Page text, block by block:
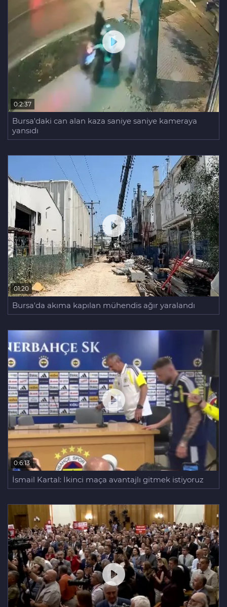
0:2:37
Bursa'daki can alan kaza saniye saniye kameraya
yansıdı
01:20
Bursa'da akıma kapılan mühendis ağır yaralandı
0:6:13
İsmail Kartal: İkinci maça avantajlı gitmek istiyoruz